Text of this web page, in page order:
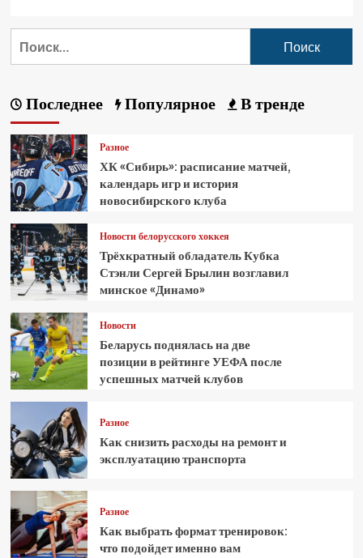
Последнее Популярное В тренде
Разное
ХК «Сибирь»: расписание матчей,
календарь игр и история
новосибирского клуба
Новости белорусского хоккея
Трёхкратный обладатель Кубка
Стэнли Сергей Брылин возглавил
минское «Динамо»
Новости
Беларусь поднялась на две
позиции в рейтинге УЕФА после
успешных матчей клубов
Разное
Как снизить расходы на ремонт и
эксплуатацию транспорта
Разное
Как выбрать формат тренировок:
что подойдет именно вам